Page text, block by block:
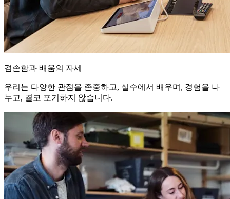
겸손함과 배움의 자세
우리는 다양한 관점을 존중하고, 실수에서 배우며, 경험을 나
누고, 결코 포기하지 않습니다.